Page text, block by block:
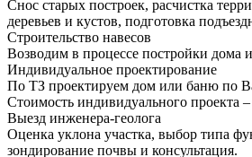
Снос старых построек, расчистка
деревьев и кустов, подготовка
Строительство навесов
Возводим в процессе постройки дома
Индивидуальное проектирование
По ТЗ проектируем дом или баню по
Стоимость индивидуального проекта
Выезд инженера-геолога
Оценка уклона участка, выбор типа
зондирование почвы и консультация.